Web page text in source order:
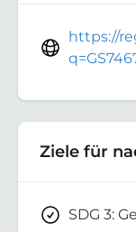
https://
Ziele für
SDG 3: